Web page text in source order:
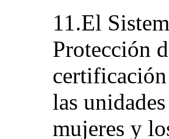
11.El
Protección
las
mujeres y